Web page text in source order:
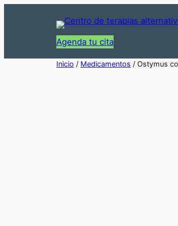
Agenda tu cita
Inicio / Medicamentos / Ostymus